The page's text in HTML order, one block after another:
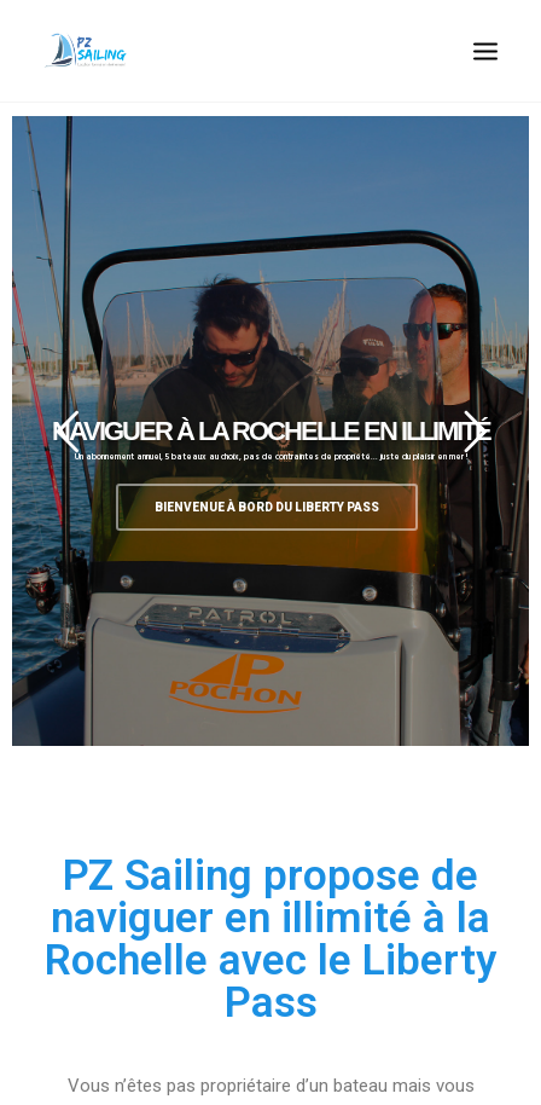
ACCUEIL
LOCATION LONGUE DURÉE
ACHETER UN BATEAU
QUOI FAIRE
ACCOMPAGNEMENT
CONTACT
RECHERCHE
NAVIGUER À LA ROCHELLE EN ILLIMITÉ
Un abonnement annuel, 5 bateaux au choix, pas de contraintes de propriété... juste du plaisir en mer !
BIENVENUE À BORD DU LIBERTY PASS
PZ Sailing propose de
naviguer en illimité à la
Rochelle avec le Liberty
Pass
Vous n’êtes pas propriétaire d’un bateau mais vous